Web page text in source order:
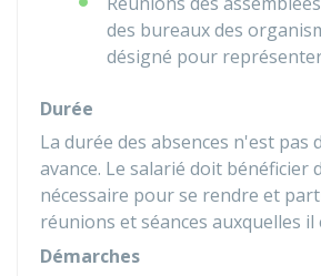
des bureaux des
désigné pour
Durée
La durée des absences n'est pas
avance. Le salarié doit bénéficier
nécessaire pour se rendre et
réunions et séances auxquelles il
Démarches